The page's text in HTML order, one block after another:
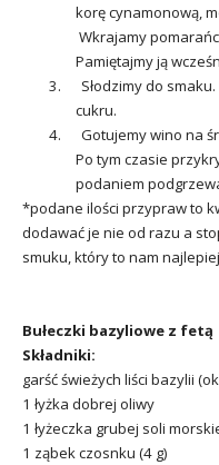
korę cynamonową,
Wkrajamy
Pamiętajmy ją
3. Słodzimy do smaku.
cukru.
4. Gotujemy wino na
Po tym czasie
podaniem
*podane ilości przypraw to
dodawać je nie od razu a
smuku, który to nam
Bułeczki bazyliowe z fetą
Składniki:
garść świeżych liści bazylii
1 łyżka dobrej oliwy
1 łyżeczka grubej soli
1 ząbek czosnku (4 g)